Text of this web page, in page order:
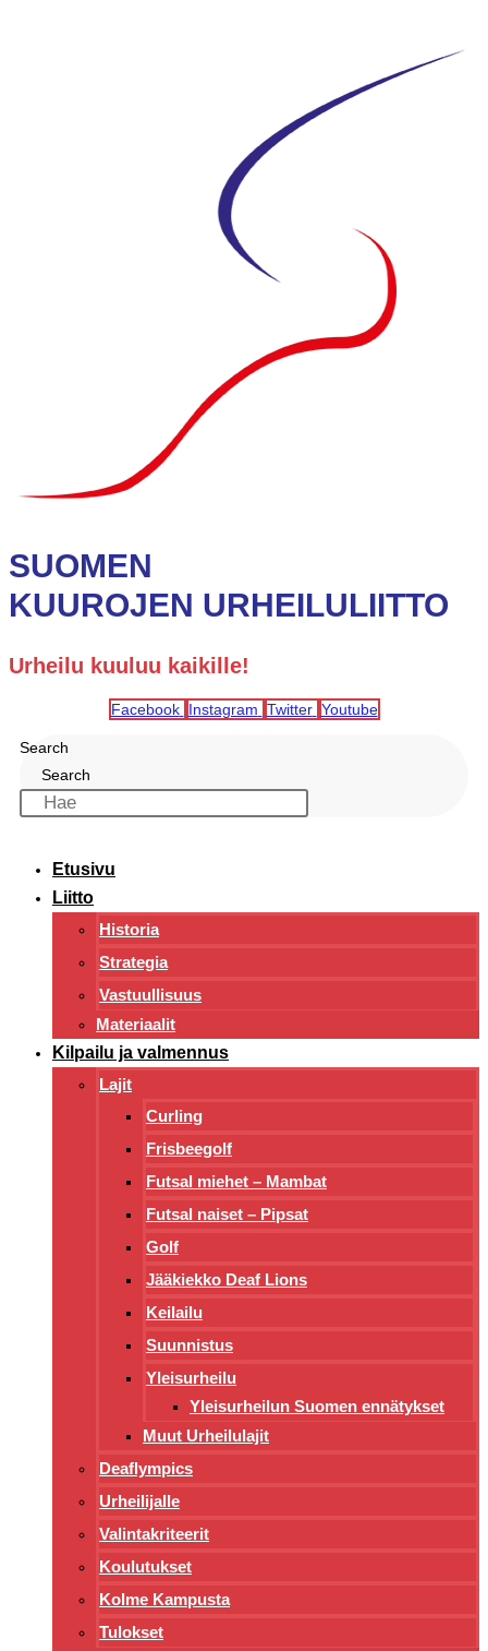
SUOMEN
KUUROJEN URHEILULIITTO
Urheilu kuuluu kaikille!
Facebook Instagram Twitter Youtube
Search
Search
Etusivu
Liitto
Historia
Strategia
Vastuullisuus
Materiaalit
Kilpailu ja valmennus
Lajit
Curling
Frisbeegolf
Futsal miehet – Mambat
Futsal naiset – Pipsat
Golf
Jääkiekko Deaf Lions
Keilailu
Suunnistus
Yleisurheilu
Yleisurheilun Suomen ennätykset
Muut Urheilulajit
Deaflympics
Urheilijalle
Valintakriteerit
Koulutukset
Kolme Kampusta
Tulokset